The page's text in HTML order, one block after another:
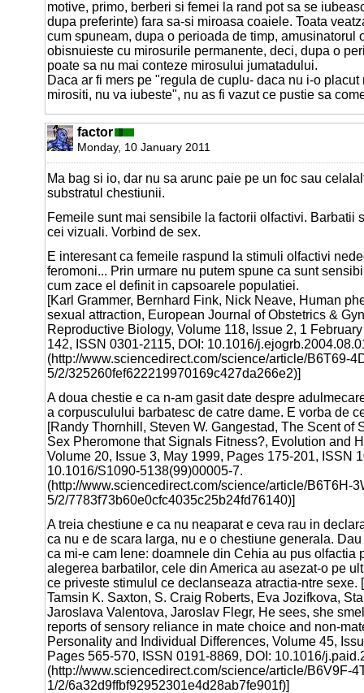
motive, primo, berberi si femei la rand pot sa se
dupa preferinte) fara sa-si miroasa coaiele. Toata
cum spuneam, dupa o perioada de timp, amusinatorul
obisnuieste cu mirosurile permanente, deci, dupa o
poate sa nu mai conteze mirosului jumatadului.
Daca ar fi mers pe "regula de cuplu- daca nu i-o placut
mirositi, nu va iubeste", nu as fi vazut ce pustie sa
factor
Monday, 10 January 2011
Ma bag si io, dar nu sa arunc paie pe un foc sau
substratul chestiunii.
Femeile sunt mai sensibile la factorii olfactivi. Barbatii
cei vizuali. Vorbind de sex.
E interesant ca femeile raspund la stimuli olfactivi
feromoni... Prin urmare nu putem spune ca sunt
cum zace el definit in capsoarele populatiei.
[Karl Grammer, Bernhard Fink, Nick Neave, Human
sexual attraction, European Journal of Obstetrics &
Reproductive Biology, Volume 118, Issue 2, 1
142, ISSN 0301-2115, DOI: 10.1016/
(http://www.sciencedirect.com/science/article/B6T69-
5/2/325260fef622219970169c427da266e2)]
A doua chestie e ca n-am gasit date despre
a corpusculului barbatesc de catre dame. E vorba de
[Randy Thornhill, Steven W. Gangestad, The Scent of
Sex Pheromone that Signals Fitness?, Evolution and
Volume 20, Issue 3, May 1999, Pages 175-201, ISSN
10.1016/S1090-5138(99)00005-7.
(http://www.sciencedirect.com/science/article/B6T6H-
5/2/7783f73b60e0cfc4035c25b24fd76140)]
A treia chestiune e ca nu neaparat e ceva rau in
ca nu e de scara larga, nu e o chestiune generala.
ca mi-e cam lene: doamnele din Cehia au pus olfactia
alegerea barbatilor, cele din America au asezat-o pe
ce priveste stimulul ce declanseaza atractia-ntre sexe.
Tamsin K. Saxton, S. Craig Roberts, Eva Jozifkova,
Jaroslava Valentova, Jaroslav Flegr, He sees, she
reports of sensory reliance in mate choice and non-
Personality and Individual Differences, Volume 45,
Pages 565-570, ISSN 0191-8869, DOI: 10.1016/
(http://www.sciencedirect.com/science/article/B6V9F-
1/2/6a32d9ffbf92952301e4d28ab7fe901f)]